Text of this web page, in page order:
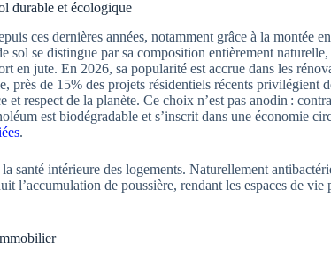
durable et écologique
ces dernières années, notamment grâce à la montée
sol se distingue par sa composition entièrement naturelle,
en jute. En 2026, sa popularité est accrue dans les
près de 15% des projets résidentiels récents privilégient
respect de la planète. Ce choix n’est pas anodin :
est biodégradable et s’inscrit dans une économie
.
la santé intérieure des logements. Naturellement
l’accumulation de poussière, rendant les espaces de vie